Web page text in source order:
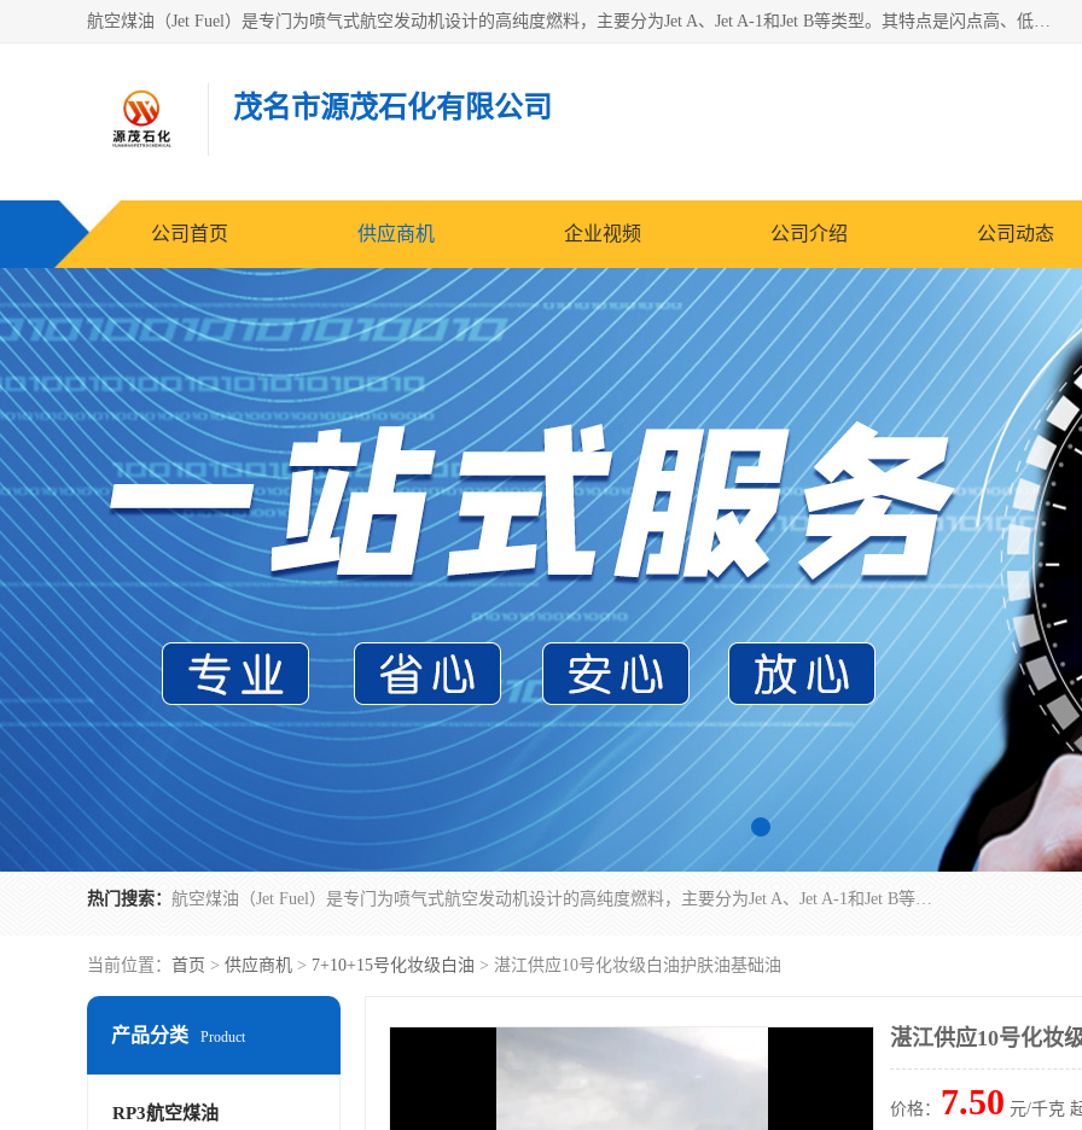
航空煤油（Jet Fuel）是专门为喷气式航空发动机设计的高纯度燃料，主要分为Jet A、Jet A-1和Jet B等类型。其特点是闪点高、低温流动性好，并添加了抗静电剂和抗氧化剂以确保飞行安全。航空煤油需
茂名市源茂石化有限公司
公司首页 供应商机 企业视频 公司介绍 公司动态
热门搜索： 航空煤油（Jet Fuel）是专门为喷气式航空发动机设计的高纯度燃料，主要分为Jet A、Jet A-1和Jet B等类型。其特点是闪点高、低温流动性好，并添加了抗静电剂和抗氧化剂以确保飞行安全。航空煤油需
当前位置： 首页 > 供应商机 > 7+10+15号化妆级白油 > 湛江供应10号化妆级白油护肤油基础油
产品分类 Product
RP3航空煤油
湛江供应10号化妆
价格： 7.50 元/千克